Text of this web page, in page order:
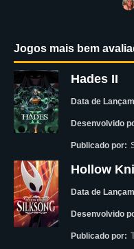
Jogos mais bem
Hades II
Data de
Desenvolvido
Publicado por:
Hollow
Data de
Desenvolvido
Publicado por: